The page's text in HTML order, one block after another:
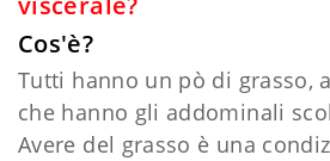
Cos'è?
Tutti hanno un pò di grasso,
che hanno gli addominali
Avere del grasso è una